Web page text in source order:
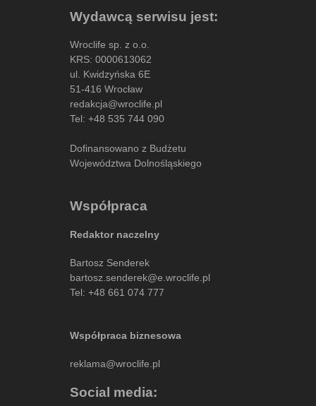
Wydawcą serwisu jest:
Wroclife sp. z o.o.
KRS: 0000613062
ul. Kwidzyńska 6E
51-416 Wrocław
redakcja@wroclife.pl
Tel: +48 535 744 090
Dofinansowano z Budżetu
Województwa Dolnośląskiego
Współpraca
Redaktor naczelny
Bartosz Senderek
bartosz.senderek@e.wroclife.pl
Tel: +48 661 074 777
Współpraca biznesowa
reklama@wroclife.pl
Social media: